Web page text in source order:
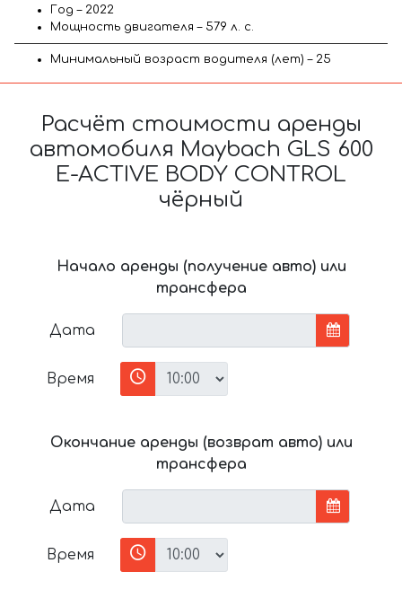
Год – 2022
Мощность двигателя – 579 л. с.
Минимальный возраст водителя (лет) – 25
Расчёт стоимости аренды
автомобиля Maybach GLS 600
E-ACTIVE BODY CONTROL
чёрный
Начало аренды (получение авто) или
трансфера
Дата
Время
Окончание аренды (возврат авто) или
трансфера
Дата
Время